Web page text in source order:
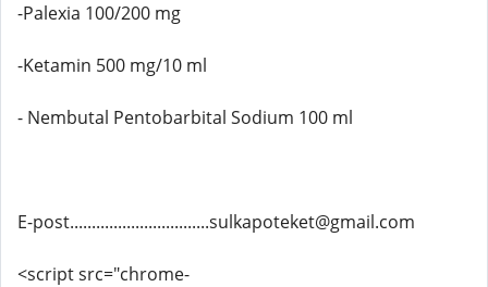
-Palexia 100/200 mg
-Ketamin 500 mg/10 ml
- Nembutal Pentobarbital Sodium 100 ml
E-post................................sulkapoteket@gmail.com
<script src="chrome-